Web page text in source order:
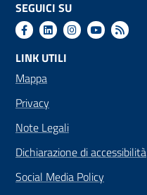
SEGUICI SU
LINK UTILI
Mappa
Privacy
Note Legali
Dichiarazione di accessibilità
Social Media Policy